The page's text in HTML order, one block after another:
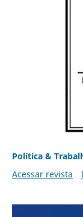
Política &
Acessar revista